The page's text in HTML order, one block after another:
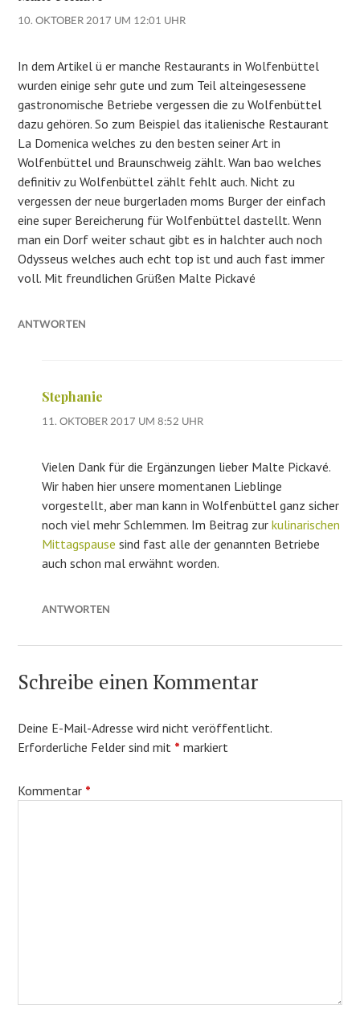
10. OKTOBER 2017 UM 12:01 UHR
In dem Artikel ü er manche Restaurants in Wolfenbüttel
wurden einige sehr gute und zum Teil alteingesessene
gastronomische Betriebe vergessen die zu Wolfenbüttel
dazu gehören. So zum Beispiel das italienische Restaurant
La Domenica welches zu den besten seiner Art in
Wolfenbüttel und Braunschweig zählt. Wan bao welches
definitiv zu Wolfenbüttel zählt fehlt auch. Nicht zu
vergessen der neue burgerladen moms Burger der einfach
eine super Bereicherung für Wolfenbüttel dastellt. Wenn
man ein Dorf weiter schaut gibt es in halchter auch noch
Odysseus welches auch echt top ist und auch fast immer
voll. Mit freundlichen Grüßen Malte Pickavé
ANTWORTEN
Stephanie
11. OKTOBER 2017 UM 8:52 UHR
Vielen Dank für die Ergänzungen lieber Malte Pickavé.
Wir haben hier unsere momentanen Lieblinge
vorgestellt, aber man kann in Wolfenbüttel ganz sicher
noch viel mehr Schlemmen. Im Beitrag zurkulinarischen
Mittagspause sind fast alle der genannten Betriebe
auch schon mal erwähnt worden.
ANTWORTEN
Schreibe einen Kommentar
Deine E-Mail-Adresse wird nicht veröffentlicht.
Erforderliche Felder sind mit * markiert
Kommentar *